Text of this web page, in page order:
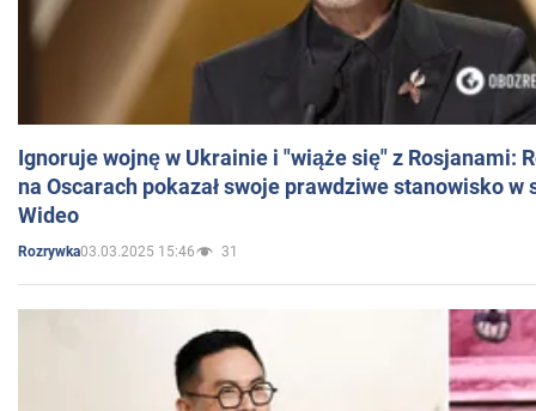
Ignoruje wojnę w Ukrainie i "wiąże się" z Rosjanami:
na Oscarach pokazał swoje prawdziwe stanowisko w
Wideo
Rozrywka03.03.2025 15:46 31